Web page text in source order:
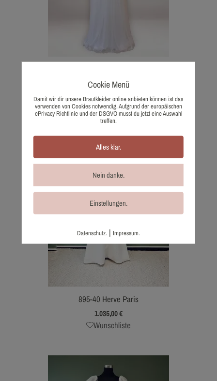
1.132,00€
Wunschliste
895-40 Herve Paris
1.035,00€
Wunschliste
Cookie Menü
Damit wir dir unsere Brautkleider online anbieten können ist das
verwenden von Cookies notwendig. Aufgrund der europäischen
ePrivacy Richtlinie und der DSGVO musst du jetzt eine Auswahl
treffen.
Alles klar.
Nein danke.
Einstellungen.
Datenschutz. | Impressum.